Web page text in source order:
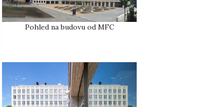
Pohled na budovu od MFC